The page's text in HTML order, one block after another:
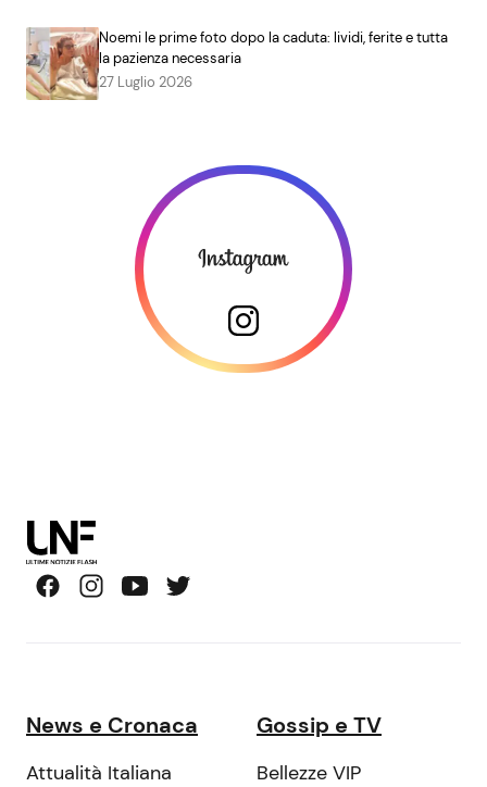
Noemi le prime foto dopo la caduta: lividi, ferite e tutta
la pazienza necessaria
27 Luglio 2026
News e Cronaca
Attualità Italiana
Gossip e TV
Bellezze VIP